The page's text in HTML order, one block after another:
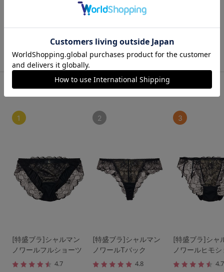
￥4,708 (税込)
もっと見る
ショーツ人気ランキング
1
[特盛ブラ]シャルマン
ノワールフルショーツ
4.7
2
[特盛ブラ]シャルマン
ノワールTバック
4.8
3
[特盛ブラ]シャ
ノワールヒモ
4.7